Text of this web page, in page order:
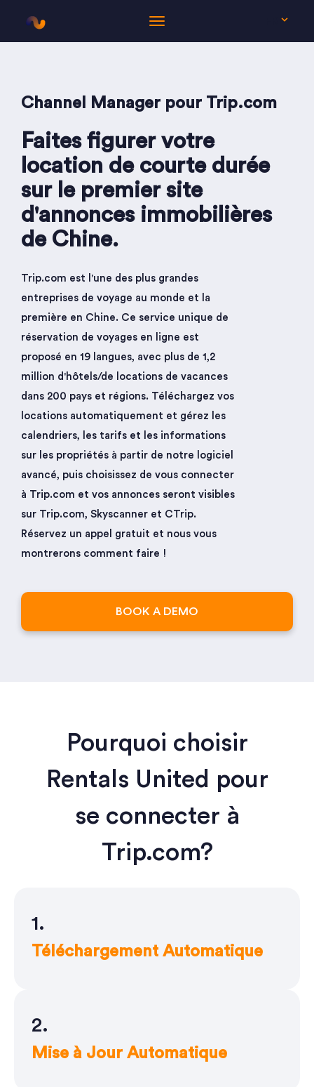
Channel Manager pour Trip.com
Faites figurer votre
location de courte durée
sur le premier site
d'annonces immobilières
de Chine.
Trip.com est l'une des plus grandes
entreprises de voyage au monde et la
première en Chine. Ce service unique de
réservation de voyages en ligne est
proposé en 19 langues, avec plus de 1,2
million d'hôtels/de locations de vacances
dans 200 pays et régions. Téléchargez vos
locations automatiquement et gérez les
calendriers, les tarifs et les informations
sur les propriétés à partir de notre logiciel
avancé, puis choisissez de vous connecter
à Trip.com et vos annonces seront visibles
sur Trip.com, Skyscanner et CTrip.
Réservez un appel gratuit et nous vous
montrerons comment faire !
BOOK A DEMO
Pourquoi choisir
Rentals United pour
se connecter à
Trip.com?
1.
Téléchargement Automatique
2.
Mise à Jour Automatique